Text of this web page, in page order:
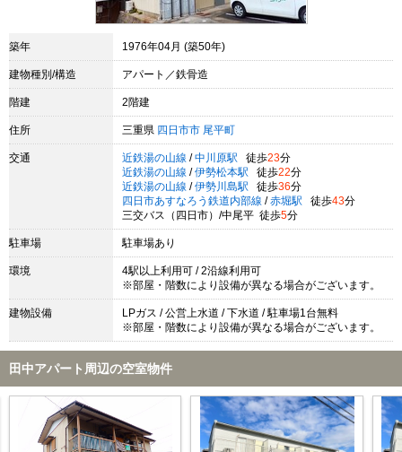
築年 1976年04月 (築50年)
建物種別/構造 アパート／鉄骨造
階建 2階建
住所 三重県 四日市市 尾平町
交通 近鉄湯の山線 / 中川原駅 徒歩23分
近鉄湯の山線 / 伊勢松本駅 徒歩22分
近鉄湯の山線 / 伊勢川島駅 徒歩36分
四日市あすなろう鉄道内部線 / 赤堀駅 徒歩43分
三交バス（四日市）/中尾平 徒歩5分
駐車場 駐車場あり
環境
4駅以上利用可 / 2沿線利用可
※部屋・階数により設備が異なる場合がございます。
建物設備
LPガス / 公営上水道 / 下水道 / 駐車場1台無料
※部屋・階数により設備が異なる場合がございます。
田中アパート周辺の空室物件